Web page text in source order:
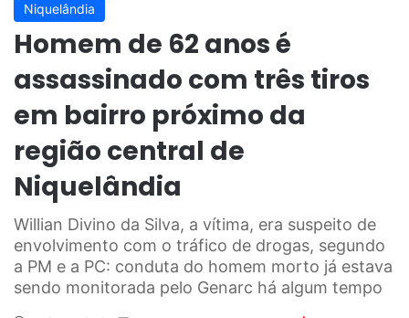
Niquelândia
Homem de 62 anos é
assassinado com três tiros
em bairro próximo da
região central de
Niquelândia
Willian Divino da Silva, a vítima, era suspeito de
envolvimento com o tráfico de drogas, segundo
a PM e a PC: conduta do homem morto já estava
sendo monitorada pelo Genarc há algum tempo